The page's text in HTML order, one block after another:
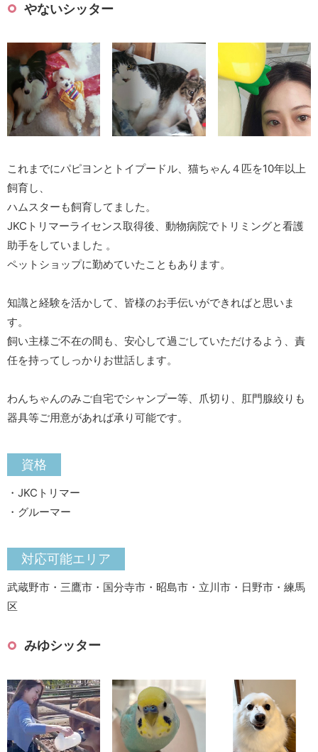
やないシッター
これまでにパピヨンとトイプードル、猫ちゃん４匹を10年以上
飼育し、
ハムスターも飼育してました。
JKCトリマーライセンス取得後、動物病院でトリミングと看護
助手をしていました 。
ペットショップに勤めていたこともあります。
知識と経験を活かして、皆様のお手伝いができればと思いま
す。
飼い主様ご不在の間も、安心して過ごしていただけるよう、責
任を持ってしっかりお世話します。
わんちゃんのみご自宅でシャンプー等、爪切り、肛門腺絞りも
器具等ご用意があれば承り可能です。
資格
・JKCトリマー
・グルーマー
対応可能エリア
武蔵野市・三鷹市・国分寺市・昭島市・立川市・日野市・練馬
区
みゆシッター